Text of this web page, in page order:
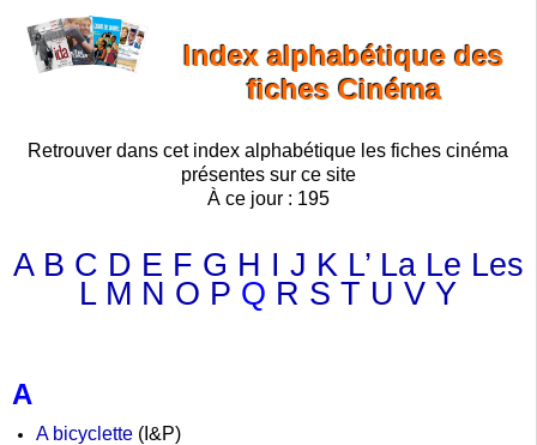
Index alphabétique des
fiches Cinéma
Retrouver dans cet index alphabétique les fiches cinéma
présentes sur ce site
À ce jour : 195
A B C D E F G H I J K L’ La Le Les
L M N O P Q R S T U V Y
A
A bicyclette (I&P)